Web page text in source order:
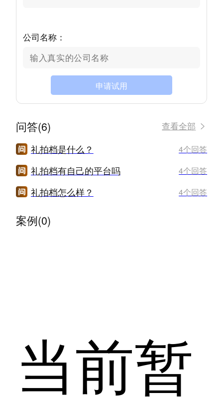
公司名称：
申请试用
问答(6) 查看全部
礼拍档是什么？ 4个回答
礼拍档有自己的平台吗 4个回答
礼拍档怎么样？ 4个回答
案例(0)
当前暂